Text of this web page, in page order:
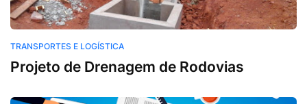
TRANSPORTES E LOGÍSTICA
Projeto de Drenagem de Rodovias